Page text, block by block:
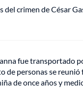
del crimen de César
fue transportado
de personas se
de once años y